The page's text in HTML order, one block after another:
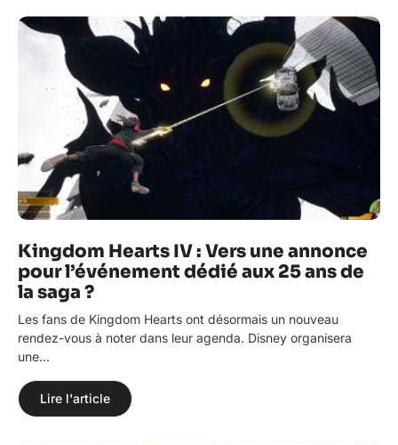
Kingdom Hearts IV : Vers une annonce
pour l’événement dédié aux 25 ans de
la saga ?
Les fans de Kingdom Hearts ont désormais un nouveau
rendez-vous à noter dans leur agenda. Disney organisera
une…
Lire l'article